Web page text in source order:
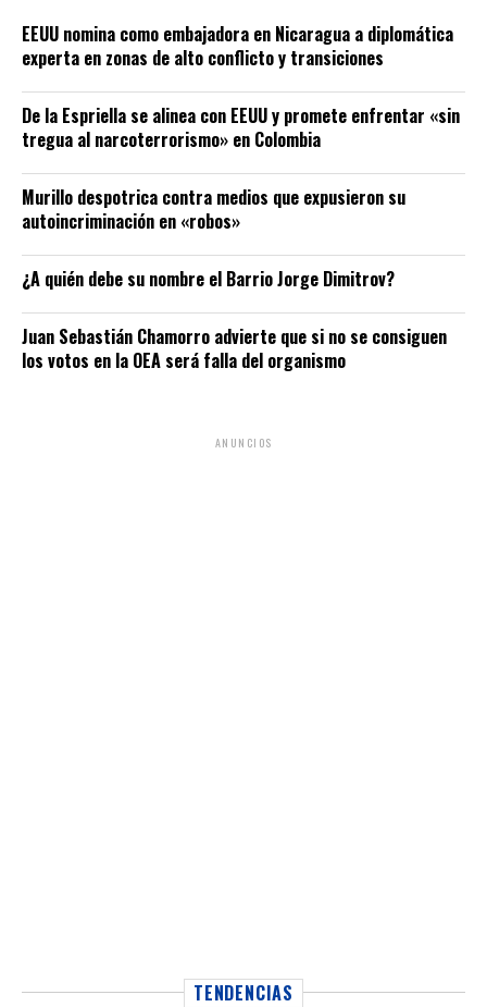
EEUU nomina como embajadora en Nicaragua a diplomática
experta en zonas de alto conflicto y transiciones
De la Espriella se alinea con EEUU y promete enfrentar «sin
tregua al narcoterrorismo» en Colombia
Murillo despotrica contra medios que expusieron su
autoincriminación en «robos»
¿A quién debe su nombre el Barrio Jorge Dimitrov?
Juan Sebastián Chamorro advierte que si no se consiguen
los votos en la OEA será falla del organismo
ANUNCIOS
TENDENCIAS